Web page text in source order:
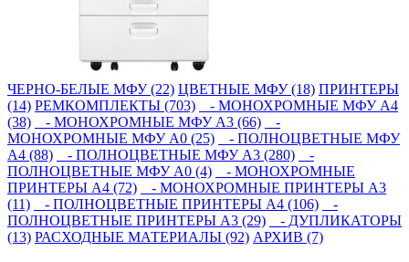
ЧЕРНО-БЕЛЫЕ МФУ (22) ЦВЕТНЫЕ МФУ (18) ПРИНТЕРЫ
(14) РЕМКОМПЛЕКТЫ (703)
- МОНОХРОМНЫЕ МФУ А4
(38)
- МОНОХРОМНЫЕ МФУ А3 (66)
-
МОНОХРОМНЫЕ МФУ А0 (25)
- ПОЛНОЦВЕТНЫЕ МФУ
А4 (88)
- ПОЛНОЦВЕТНЫЕ МФУ А3 (280)
-
ПОЛНОЦВЕТНЫЕ МФУ А0 (4)
- МОНОХРОМНЫЕ
ПРИНТЕРЫ А4 (72)
- МОНОХРОМНЫЕ ПРИНТЕРЫ А3
(11)
- ПОЛНОЦВЕТНЫЕ ПРИНТЕРЫ А4 (106)
-
ПОЛНОЦВЕТНЫЕ ПРИНТЕРЫ А3 (29)
- ДУПЛИКАТОРЫ
(13) РАСХОДНЫЕ МАТЕРИАЛЫ (92) АРХИВ (7)